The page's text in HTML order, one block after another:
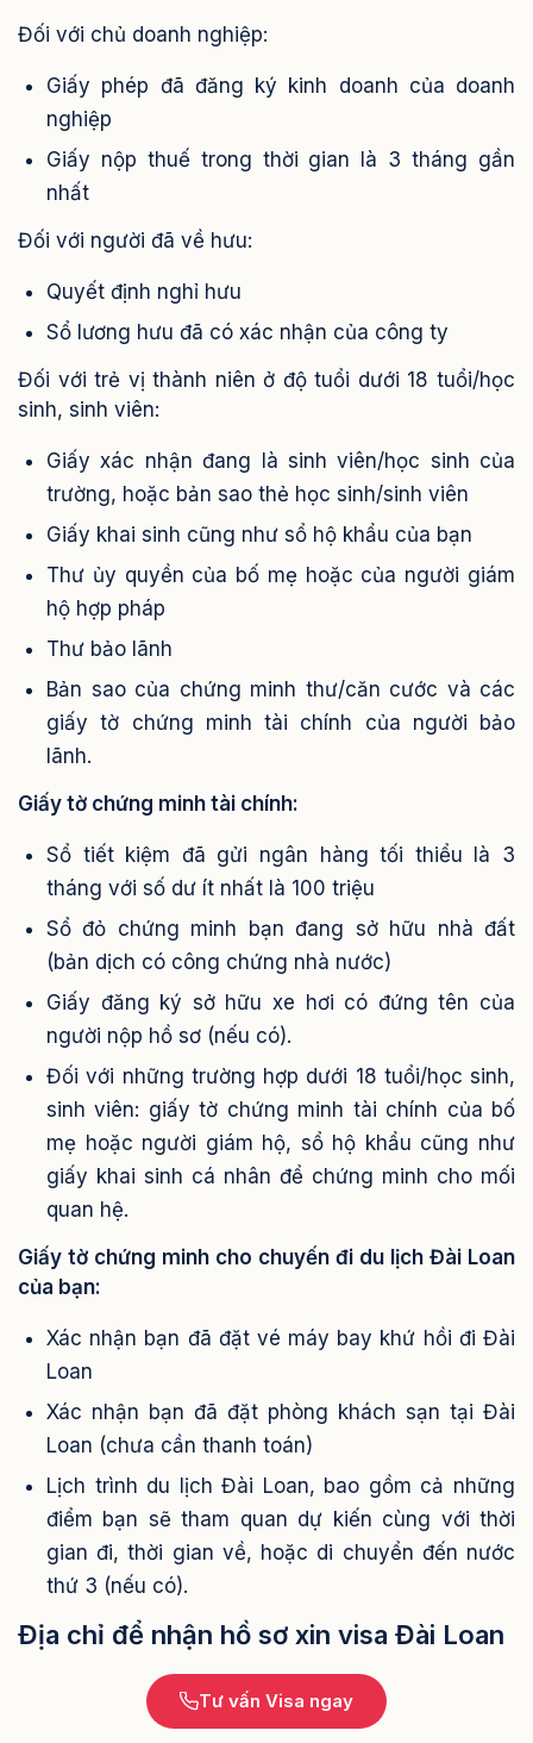
Đối với chủ doanh nghiệp:
Giấy phép đã đăng ký kinh doanh của doanh
nghiệp
Giấy nộp thuế trong thời gian là 3 tháng gần
nhất
Đối với người đã về hưu:
Quyết định nghỉ hưu
Sổ lương hưu đã có xác nhận của công ty
Đối với trẻ vị thành niên ở độ tuổi dưới 18 tuổi/học
sinh, sinh viên:
Giấy xác nhận đang là sinh viên/học sinh của
trường, hoặc bản sao thẻ học sinh/sinh viên
Giấy khai sinh cũng như sổ hộ khẩu của bạn
Thư ủy quyền của bố mẹ hoặc của người giám
hộ hợp pháp
Thư bảo lãnh
Bản sao của chứng minh thư/căn cước và các
giấy tờ chứng minh tài chính của người bảo
lãnh.
Giấy tờ chứng minh tài chính:
Sổ tiết kiệm đã gửi ngân hàng tối thiểu là 3
tháng với số dư ít nhất là 100 triệu
Sổ đỏ chứng minh bạn đang sở hữu nhà đất
(bản dịch có công chứng nhà nước)
Giấy đăng ký sở hữu xe hơi có đứng tên của
người nộp hồ sơ (nếu có).
Đối với những trường hợp dưới 18 tuổi/học sinh,
sinh viên: giấy tờ chứng minh tài chính của bố
mẹ hoặc người giám hộ, sổ hộ khẩu cũng như
giấy khai sinh cá nhân để chứng minh cho mối
quan hệ.
Giấy tờ chứng minh cho chuyến đi du lịch Đài Loan
của bạn:
Xác nhận bạn đã đặt vé máy bay khứ hồi đi Đài
Loan
Xác nhận bạn đã đặt phòng khách sạn tại Đài
Loan (chưa cần thanh toán)
Lịch trình du lịch Đài Loan, bao gồm cả những
điểm bạn sẽ tham quan dự kiến cùng với thời
gian đi, thời gian về, hoặc di chuyển đến nước
thứ 3 (nếu có).
Địa chỉ để nhận hồ sơ xin visa Đài Loan
Tư vấn Visa ngay